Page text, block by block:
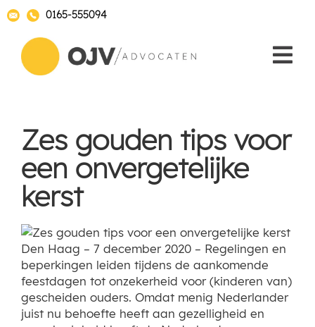
0165-555094
Zes gouden tips voor
een onvergetelijke
kerst
Den Haag – 7 december 2020 – Regelingen en
beperkingen leiden tijdens de aankomende
feestdagen tot onzekerheid voor (kinderen van)
gescheiden ouders. Omdat menig Nederlander
juist nu behoefte heeft aan gezelligheid en